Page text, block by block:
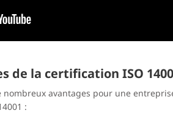
de la certification ISO
nombreux avantages pour une
: